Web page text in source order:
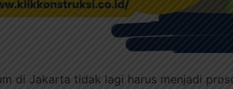
di Jakarta tidak lagi harus menjadi